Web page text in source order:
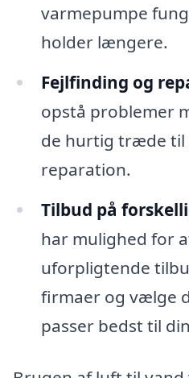
varmepumpe
holder længere.
Fejlfinding og
opstå problemer
de hurtig træde til
reparation.
Tilbud på
har mulighed for
uforpligtende
firmaer og vælge
passer bedst til